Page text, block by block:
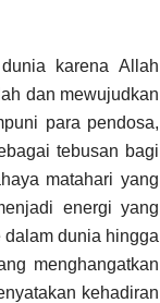
karena Allah
dan mewujudkan
para pendosa,
tebusan bagi
matahari yang
energi yang
dunia hingga
menghangatkan
kehadiran